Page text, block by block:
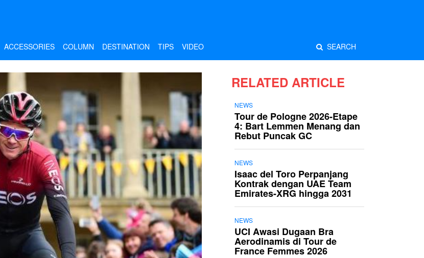
ACCESSORIES COLUMN DESTINATION TIPS VIDEO SEARCH
RELATED ARTICLE
NEWS
Tour de Pologne 2026-Etape
4: Bart Lemmen Menang dan
Rebut Puncak GC
NEWS
Isaac del Toro Perpanjang
Kontrak dengan UAE Team
Emirates-XRG hingga 2031
NEWS
UCI Awasi Dugaan Bra
Aerodinamis di Tour de
France Femmes 2026